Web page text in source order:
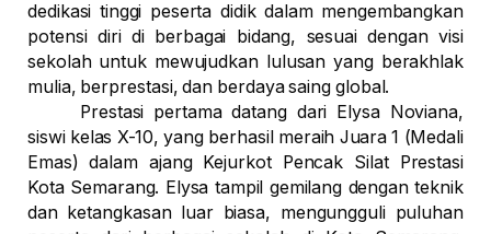
dedikasi tinggi peserta didik dalam mengembangkan
potensi diri di berbagai bidang, sesuai dengan visi
sekolah untuk mewujudkan lulusan yang berakhlak
mulia, berprestasi, dan berdaya saing global.
Prestasi pertama datang dari Elysa Noviana,
siswi kelas X-10, yang berhasil meraih Juara 1 (Medali
Emas) dalam ajang Kejurkot Pencak Silat Prestasi
Kota Semarang. Elysa tampil gemilang dengan teknik
dan ketangkasan luar biasa, mengungguli puluhan